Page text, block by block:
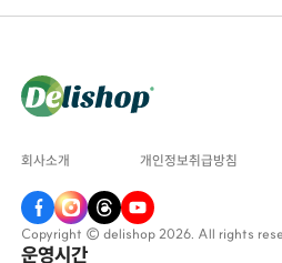
회사소개 개인정보취급방침
Copyright © delishop 2026. All rights
운영시간